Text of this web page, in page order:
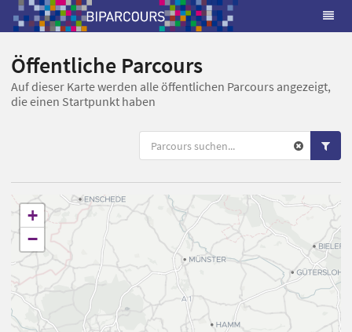
Öffentliche Parcours
Auf dieser Karte werden alle öffentlichen Parcours angezeigt,
die einen Startpunkt haben
+
−